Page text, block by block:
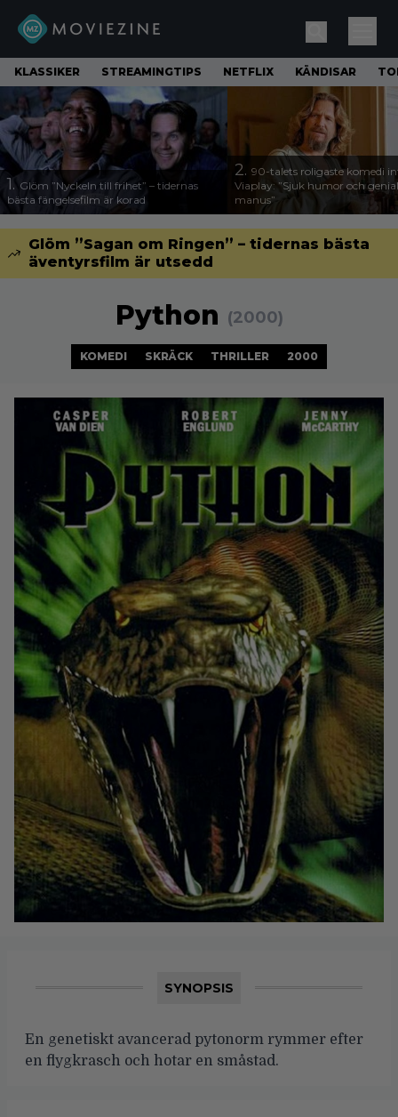
KLASSIKER STREAMINGTIPS NETFLIX KÄNDISAR
1. Glöm ”Nyckeln till frihet” – tidernas
bästa fängelsefilm är korad
2. 90-talets roligaste komedi
Viaplay: ”Sjuk humor och
manus”
Glöm ”Sagan om Ringen” – tidernas bästa
äventyrsfilm är utsedd
Python (2000)
KOMEDI SKRÄCK THRILLER 2000
SYNOPSIS
En genetiskt avancerad pytonorm rymmer efter
en flygkrasch och hotar en småstad.